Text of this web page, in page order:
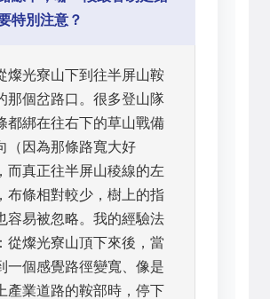
特別注意？
燦光寮山下到往半屏山鞍
那個岔路口。很多登山隊
都綁在往右下的草山戰備
（因為那條路寬大好
而真正往半屏山稜線的左
布條相對較少，樹上的指
容易被忽略。我的經驗法
從燦光寮山頂下來後，當
一個感覺路徑變寬、像是
產業道路的鞍部時，停下